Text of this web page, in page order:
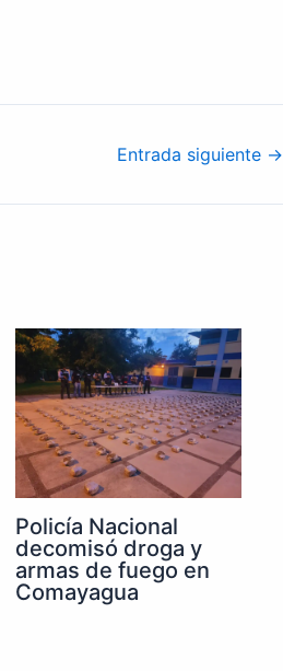
Entrada siguiente →
Policía Nacional
decomisó droga y
armas de fuego en
Comayagua